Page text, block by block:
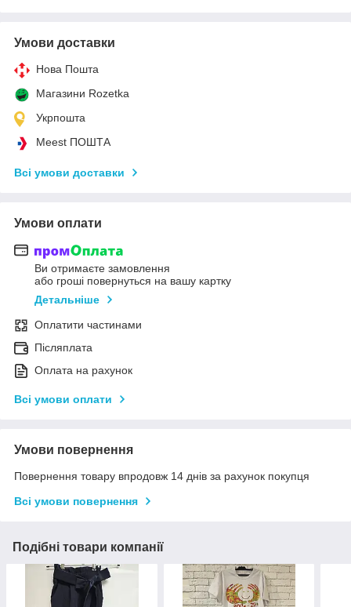
Умови доставки
Нова Пошта
Магазини Rozetka
Укрпошта
Meest ПОШТА
Всі умови доставки
Умови оплати
Ви отримаєте замовлення
або гроші повернуться на вашу картку
Детальніше
Оплатити частинами
Післяплата
Оплата на рахунок
Всі умови оплати
Умови повернення
Повернення товару впродовж 14 днів за рахунок покупця
Всі умови повернення
Подібні товари компанії